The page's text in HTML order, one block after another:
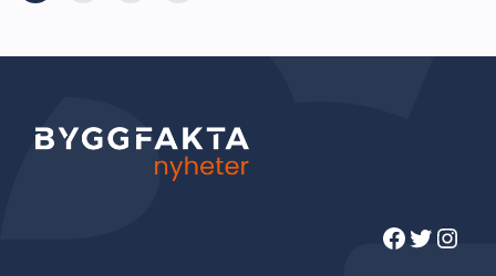
Facebook Twitter Instagram